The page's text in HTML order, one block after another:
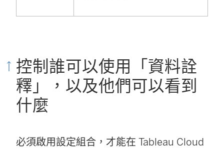
控制誰可以使用「資料詮
釋」，以及他們可以看到
什麼
必須啟用設定組合，才能在 Tableau Cloud